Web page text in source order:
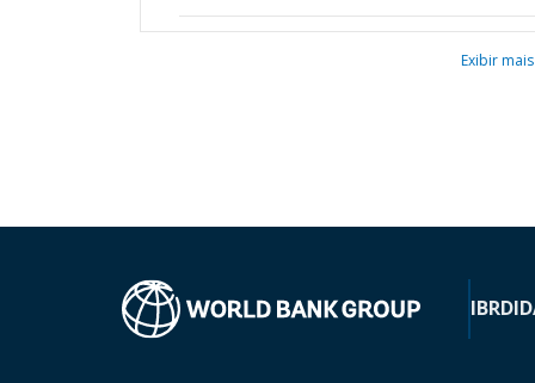
Exibir mais
IBRD